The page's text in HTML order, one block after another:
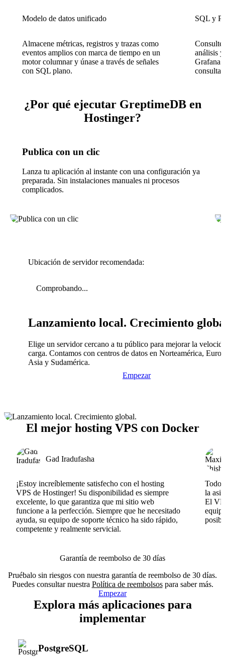
Modelo de datos unificado
Almacene métricas, registros y trazas como
eventos amplios con marca de tiempo en un
motor columnar y únase a través de señales
con SQL plano.
SQL y
Consulte
análisis
Grafana
consulta
¿Por qué ejecutar GreptimeDB en
Hostinger?
Publica con un clic
Lanza tu aplicación al instante con una configuración ya
preparada. Sin instalaciones manuales ni procesos
complicados.
Ubicación de servidor recomendada:
Comprobando...
Lanzamiento local. Crecimiento
Elige un servidor cercano a tu público para mejorar la
carga. Contamos con centros de datos en Norteamérica,
Asia y Sudamérica.
Empezar
El mejor hosting VPS con Docker
Gad Iradufasha
¡Estoy increíblemente satisfecho con el hosting
VPS de Hostinger! Su disponibilidad es siempre
excelente, lo que garantiza que mi sitio web
funcione a la perfección. Siempre que he necesitado
ayuda, su equipo de soporte técnico ha sido rápido,
competente y realmente servicial.
Todo
la
El
Garantía de reembolso de 30 días
Pruébalo sin riesgos con nuestra garantía de reembolso de 30 días.
Puedes consultar nuestra Política de reembolsospara saber más.
Empezar
Explora más aplicaciones para
implementar
PostgreSQL